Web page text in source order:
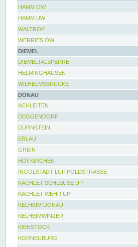
HAMM OW
HAMM UW
WALTROP
WERRIES OW
DIEMEL
DIEMELTALSPERRE
HELMINGHAUSEN
WILHELMSBRÜCKE
DONAU
ACHLEITEN
DEGGENDORF
DÜRNSTEIN
ERLAU
GREIN
HOFKIRCHEN
INGOLSTADT LUITPOLDSTRASSE
KACHLET SCHLEUSE UP
KACHLET WEHR UP
KELHEIM DONAU
KELHEIMWINZER
KIENSTOCK
KORNEUBURG